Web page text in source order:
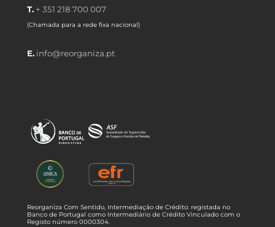
T. + 351 218 700 007
(Chamada para a rede fixa nacional)
E. info@reorganiza.pt
Reorganiza Com Sentido, Intermediação de Crédito: registada no
Banco de Portugal como Intermediário de Crédito Vinculado com o
Registo número 0000304.